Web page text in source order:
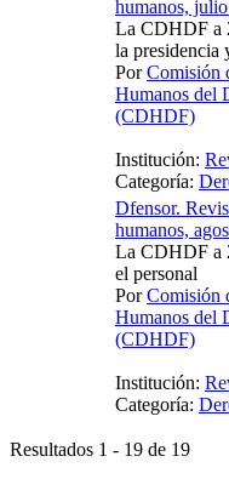
humanos,
La CDHDF a
la presidencia
PorComisión
Humanos del
(CDHDF)
Institución:
Categoría:
Dfensor.
humanos,
La CDHDF a
el personal
PorComisión
Humanos del
(CDHDF)
Institución:
Categoría:
Resultados 1 - 19 de 19